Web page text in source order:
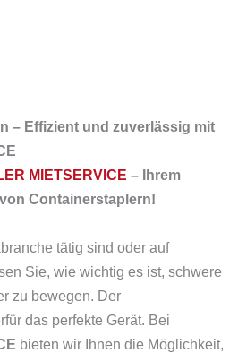
– Effizient und zuverlässig mit
MIETSERVICE – Ihrem
Containerstaplern!
tätig sind oder auf
Sie, wie wichtig es ist, schwere
zu bewegen. Der
das perfekte Gerät. Bei
bieten wir Ihnen die Möglichkeit,